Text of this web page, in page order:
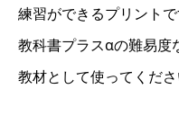
練習ができるプリントで
教科書プラスαの難易度
教材として使ってくださ